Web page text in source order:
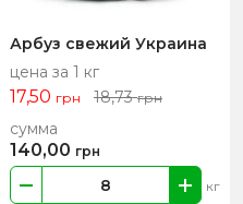
Арбуз свежий Украина
цена за 1 кг
17,50 грн 18,73грн
кг
сумма
140,00 грн